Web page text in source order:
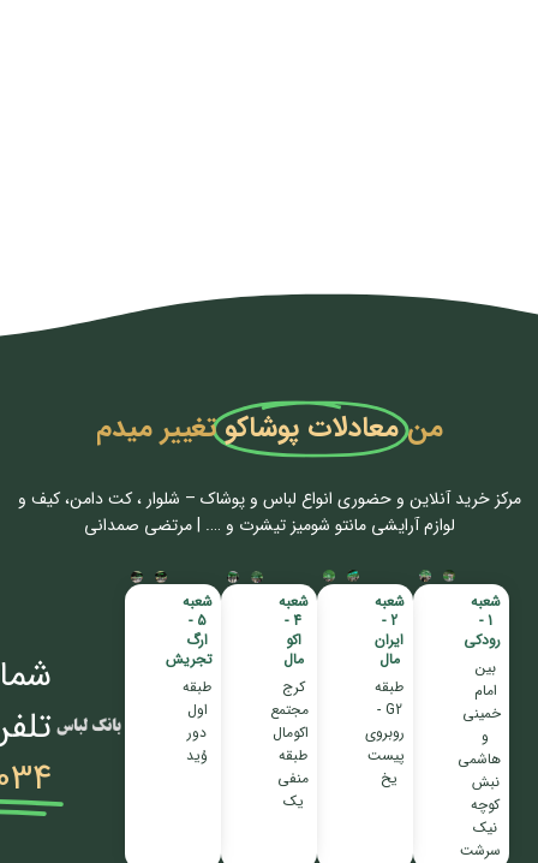
منمعادلات پوشاکوتغییر میدم
مرکز خرید آنلاین و حضوری انواع لباس‌ و پوشاک – شلوار ، کت دامن، کیف و
لوازم آرایشی مانتو شومیز تیشرت و …. | مرتضی صمدانی
شعبه
1 -
رودکی
بین
امام
خمینی
و
هاشمی
نبش
کوچه
نیک
سرشت
شعبه
2 -
ایران
مال
طبقه
G2 -
روبروی
پیست
یخ
شعبه
4 -
اکو
مال
کرج
مجتمع
اکومال
طبقه
منفی
یک
شعبه
5 -
ارگ
تجریش
طبقه
اول
دور
وُید